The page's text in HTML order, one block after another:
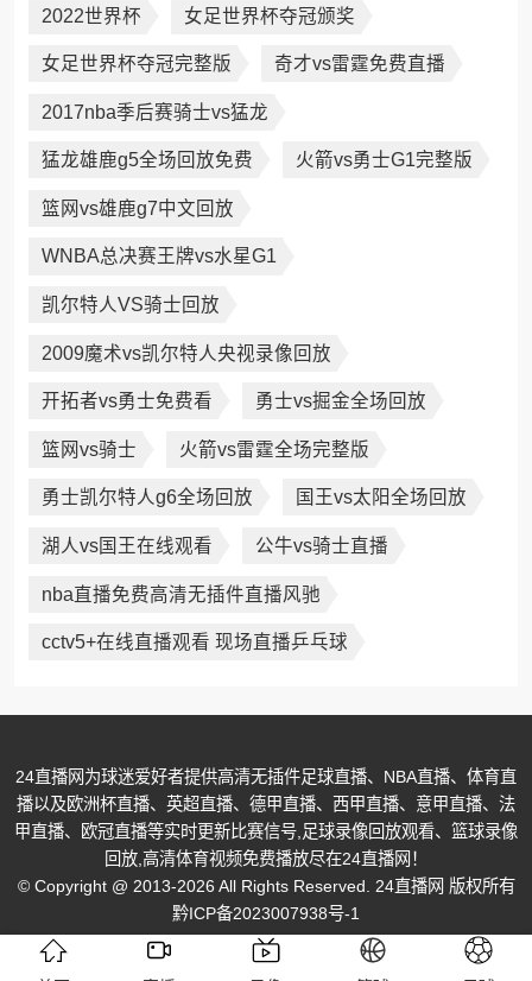
2022世界杯 女足世界杯夺冠颁奖
女足世界杯夺冠完整版 奇才vs雷霆免费直播
2017nba季后赛骑士vs猛龙
猛龙雄鹿g5全场回放免费 火箭vs勇士G1完整版
篮网vs雄鹿g7中文回放
WNBA总决赛王牌vs水星G1
凯尔特人VS骑士回放
2009魔术vs凯尔特人央视录像回放
开拓者vs勇士免费看 勇士vs掘金全场回放
篮网vs骑士 火箭vs雷霆全场完整版
勇士凯尔特人g6全场回放 国王vs太阳全场回放
湖人vs国王在线观看 公牛vs骑士直播
nba直播免费高清无插件直播风驰
cctv5+在线直播观看 现场直播乒乓球
24直播网为球迷爱好者提供高清无插件足球直播、NBA直播、体育直
播以及欧洲杯直播、英超直播、德甲直播、西甲直播、意甲直播、法
甲直播、欧冠直播等实时更新比赛信号,足球录像回放观看、篮球录像
回放,高清体育视频免费播放尽在24直播网！
© Copyright @ 2013-2026 All Rights Reserved. 24直播网 版权所有
黔ICP备2023007938号-1